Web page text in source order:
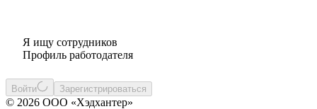
Я ищу сотрудников
Профиль работодателя
Войти Зарегистрироваться
© 2026 ООО «Хэдхантер»